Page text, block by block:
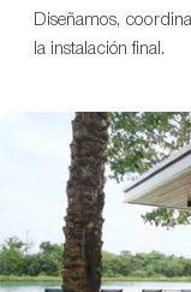
Diseñamos,
la instalación final.